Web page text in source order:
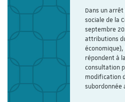
Dans un
sociale de la
septembre
attributions
répondent à
consultation
modification
subordonnée